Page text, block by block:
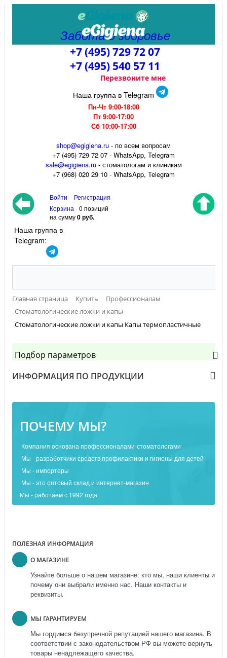
Забота о здоровье
+7 (495) 729 72 07
+7 (495) 540 57 11
Перезвоните мне
Наша группа в Telegram
Пн-Чт 9:00-18:00
Пт 9:00-17:00
Сб 10:00-17:00
shop@egigiena.ru - по всем вопросам
‎+7 (495) 729 72 07 - WhatsApp, Telegram
sale@egigiena.ru- стоматологам и клиникам
+7 (968) 020 29 10 - WhatsApp, Telegram
Войти
Регистрация
Корзина
0 позиций
на сумму0 руб.
Наша группа в
Telegram:
Главная страница Купить
Профессионалам
Стоматологические ложки и капы
Стоматологические ложки и капы Капы термопластичные
Подбор параметров
ИНФОРМАЦИЯ ПО ПРОДУКЦИИ
ПОЧЕМУ МЫ?
Компания основана профессионалами-стоматологами
Мы - разработчики средств профилактики и гигиены для детей
Мы - импортеры
Мы - это оптовый склад и интернет-магазин
Мы - работаем с 1992 года
ПОЛЕЗНАЯ ИНФОРМАЦИЯ
О МАГАЗИНЕ
Узнайте больше о нашем магазине: кто мы, наши клиенты и
почему они выбрали именно нас. Наши контакты и
реквизиты.
МЫ ГАРАНТИРУЕМ
Мы гордимся безупречной репутацией нашего магазина. В
соответствии с законодательством РФ вы можете вернуть
товары ненадлежащего качества.